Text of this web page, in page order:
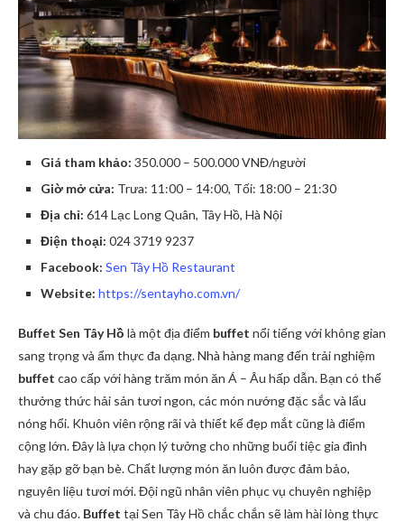
Giá tham khảo: 350.000 – 500.000 VNĐ/người
Giờ mở cửa: Trưa: 11:00 – 14:00, Tối: 18:00 – 21:30
Địa chỉ: 614 Lạc Long Quân, Tây Hồ, Hà Nội
Điện thoại: 024 3719 9237
Facebook: Sen Tây Hồ Restaurant
Website: https://sentayho.com.vn/
Buffet Sen Tây Hồ là một địa điểm buffet nổi tiếng với không gian
sang trọng và ẩm thực đa dạng. Nhà hàng mang đến trải nghiệm
buffet cao cấp với hàng trăm món ăn Á – Âu hấp dẫn. Bạn có thể
thưởng thức hải sản tươi ngon, các món nướng đặc sắc và lẩu
nóng hổi. Khuôn viên rộng rãi và thiết kế đẹp mắt cũng là điểm
cộng lớn. Đây là lựa chọn lý tưởng cho những buổi tiệc gia đình
hay gặp gỡ bạn bè. Chất lượng món ăn luôn được đảm bảo,
nguyên liệu tươi mới. Đội ngũ nhân viên phục vụ chuyên nghiệp
và chu đáo. Buffet tại Sen Tây Hồ chắc chắn sẽ làm hài lòng thực